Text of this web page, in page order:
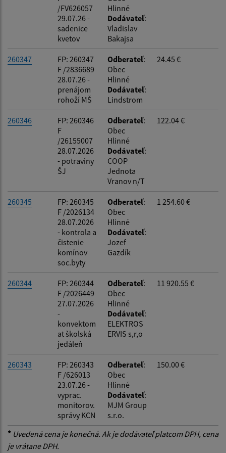
/FV626057
29.07.26 -
sadenice
kvetov
Hlinné
Dodávateľ:
Vladislav
Bakajsa
260347
FP: 260347
F /2836689
28.07.26 -
prenájom
rohoží MŠ
Odberateľ:
Obec
Hlinné
Dodávateľ:
Lindstrom
24.45 €
260346
FP: 260346
F
/26155007
28.07.2026
- potraviny
ŠJ
Odberateľ:
Obec
Hlinné
Dodávateľ:
COOP
Jednota
Vranov n/T
122.04 €
260345
FP: 260345
F /2026134
28.07.2026
- kontrola a
čistenie
komínov
soc.byty
Odberateľ:
Obec
Hlinné
Dodávateľ:
Jozef
Gazdík
1 254.60 €
260344
FP: 260344
F /2026449
27.07.2026
-
konvektom
at školská
jedáleň
Odberateľ:
Obec
Hlinné
Dodávateľ:
ELEKTROS
ERVIS s,r,o
11 920.55 €
260343
FP: 260343
F /626013
23.07.26 -
vyprac.
monitorov.
správy KCN
Odberateľ:
Obec
Hlinné
Dodávateľ:
MJM Group
s.r.o.
150.00 €
* Uvedená cena je konečná. Ak je dodávateľ platcom DPH, cena
je vrátane DPH.